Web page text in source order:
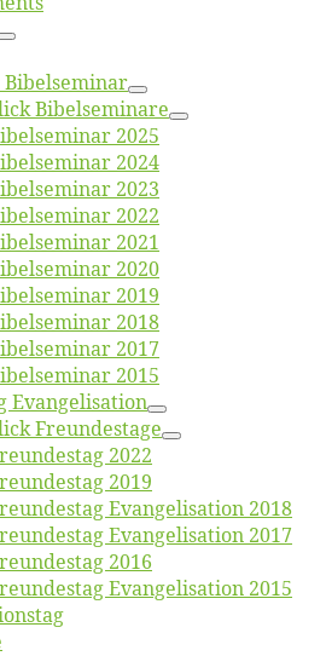
Bibelseminare
2025
2024
2023
2022
2021
2020
2019
2018
2017
2015
Evangelisation
Freundestage
2022
2019
Evan­ge­li­sa­ti­on 2018
Evan­ge­li­sa­ti­on 2017
2016
Evan­ge­li­sa­ti­on 2015